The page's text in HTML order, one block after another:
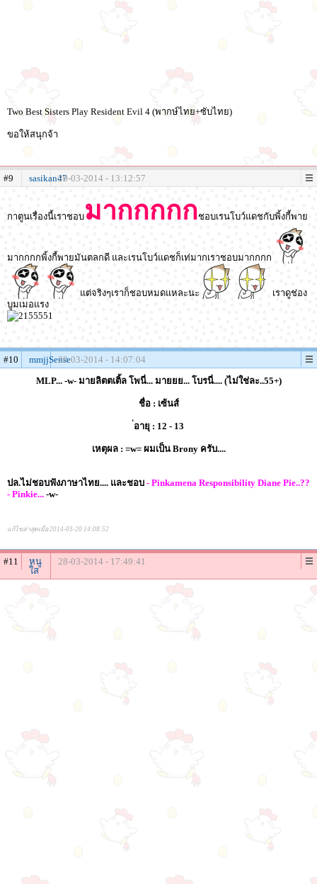
Two Best Sisters Play Resident Evil 4 (พากษ์ไทย+ซับไทย)
ขอให้สนุกจ้า
#9 sasikan4720-03-2014 - 13:12:57
กาตูนเรื่องนี้เราชอบมากกกกกชอบเรนโบว์แดชกับพิ้งกี้พาย
มากกกกพิ้งกี้พายมันตลกดี และเรนโบว์แดชก็เท่มากเราชอบมากกกก
แต่จริงๆเราก็ชอบหมดแหละนะ
เราดูช่อง
บูมเมอแรง
#10 mmjjSense20-03-2014 - 14:07:04
MLP... -w- มายลิตตเติ้ล โพนี่... มายยย... โบรนี่.... (ไม่ใช่ละ..55+)
ชื่อ : เซ้นส์
่อายุ : 12 - 13
เหตุผล : =w= ผมเป็น Brony ครับ....
ปล.ไม่ชอบฟังภาษาไทย.... และชอบ - Pinkamena Responsibility Diane Pie..??
- Pinkie... -w-
แก้ไขล่าสุดเมื่อ 2014-03-20 14:08:52
#11
หนู
ใส
28-03-2014 - 17:49:41